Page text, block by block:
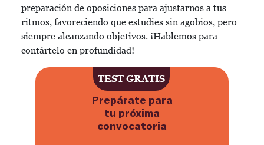
preparación de oposiciones para ajustarnos a tus
ritmos, favoreciendo que estudies sin agobios, pero
siempre alcanzando objetivos. ¡Hablemos para
contártelo en profundidad!
Prepárate para
tu próxima
convocatoria
TEST GRATIS